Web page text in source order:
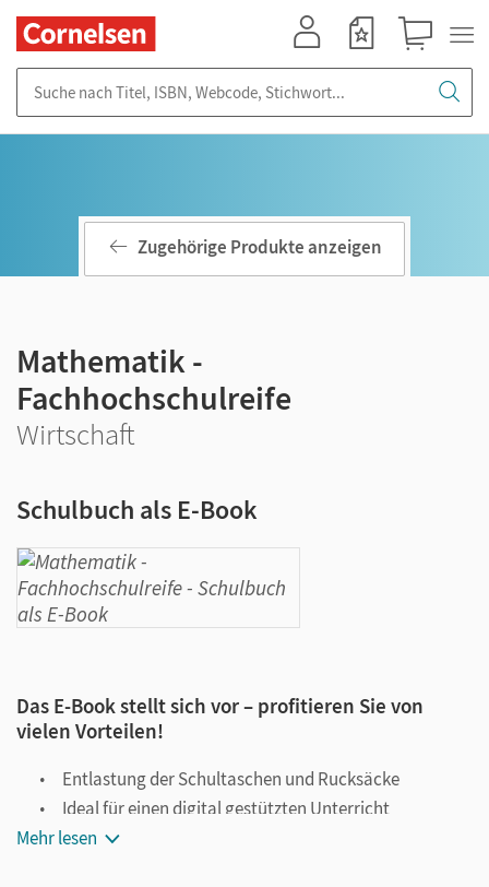
Zugehörige Produkte anzeigen
Mathematik -
Fachhochschulreife
Wirtschaft
Schulbuch als E-Book
Das E-Book stellt sich vor – profitieren Sie von
vielen Vorteilen!
Entlastung der Schultaschen und Rucksäcke
Ideal für einen digital gestützten Unterricht
Notiz- und Markierungsmöglichkeit
Mehr lesen